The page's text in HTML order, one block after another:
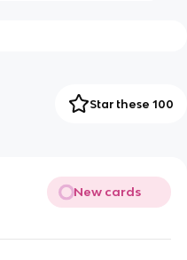
Star these 100
New cards